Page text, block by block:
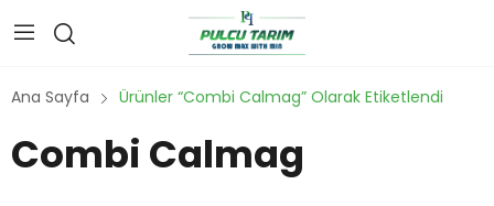
Ana Sayfa Ürünler “Combi Calmag” Olarak Etiketlendi
Combi Calmag